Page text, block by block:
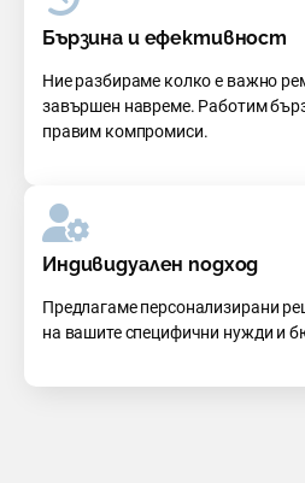
Бързина и ефективност
Ние разбираме колко е важно
завършен навреме. Работим
правим компромиси.
Индивидуален подход
Предлагаме персонализирани
на вашите специфични нужди и